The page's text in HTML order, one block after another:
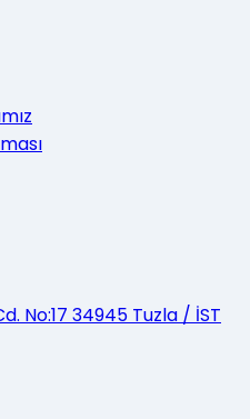
No:17 34945 Tuzla / İST